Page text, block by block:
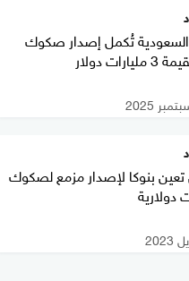
السعودية تُكمل إصدار صكوك
دولار
تعين بنوكا لإصدار مزمع لصكوك